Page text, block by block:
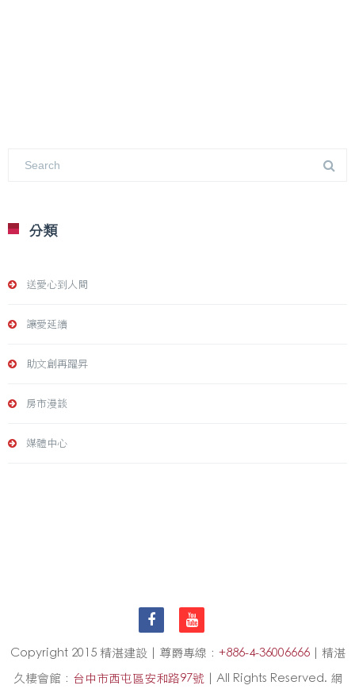
分類
送愛心到人間
讓愛延續
助文創再躍昇
房市漫談
媒體中心
Copyright 2015 精湛建設 | 尊爵專線： +886-4-36006666| 精湛
久棲會館： 台中市西屯區安和路97號 | All Rights Reserved. 網